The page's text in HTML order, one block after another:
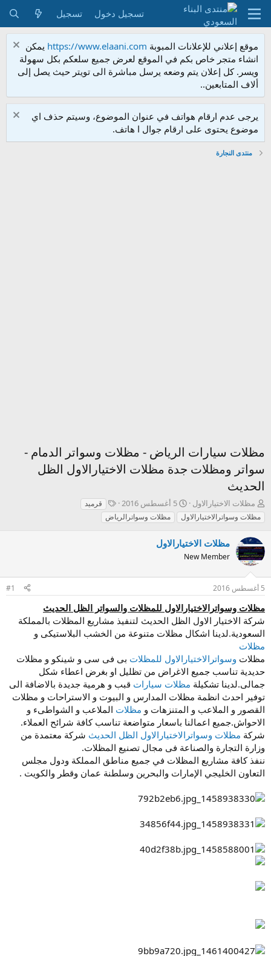
تسجيل دخول تسجيل
موقع إعلاني للإعلانات المبوبة https://www.elaani.com يمكن
انشاء متجر خاص بكم في الموقع لعرض جميع سلعكم بكل سهولة
ويسر. كل إعلان يتم وضعه يرسل مباشرة الى تويتر حيث يصل إلى
ألاف المتابعين..
يرجى عدم ارقام هواتف في عنوان الموضوع، وسيتم حذف اي
موضوع يحتوى على ارقام جوال ا هاتف.
منتدى النجارة
مظلات سيارات الرياض - مظلات وسواتر الدمام -
سواتر ومظلات جدة مظلات الاختيارالاول الظل
الحديث
ك
ا
ت
ب
ا
ل
م
و
ض
ع
مظلات الاختيارالاول
ت
ا
ر
خ
إ
ا
ء
5 أغسطس 2016
T
a
g
قرميد
مظلات وسواترالاختيارالاول
مظلات وسواترالرياض
مظلات الاختيارالاول
New Member
5 أغسطس 2016 #1
مظلات وسواترالاختيارالاول للمظلات والسواتر الظل الحديث
شركة الاختيار الاول الظل الحديث لتنفيذ مشاريع المظلات بالمملكة
السعودية.لدينا اشكال مظلات متنوعة من الخشب البلاستيكى و
مظلات
مظلات وسواترالاختيارالاول للمظلات بى فى سى و شينكو و مظلات
حديدية تناسب جميع الاغراض من تظليل او بغرض اعطاء شكل
جمالى.لدينا تشكيلة مظلات سيارات قبب و هرمية جديدة بالاضافة الى
توفير احدث انظمة مظلات المدارس و البيوت و الاستراحات و مظلات
القصور و الملاعب و المتنزهات و مظلات الملاعب و الشواطىء و
الاحواش.جميع اعمالنا باسعار متواضعة تناسب كافة شرائح العملاء.
شركة مظلات وسواترالاختيارالاول الظل الحديث شركة معتمدة من
وزارة التجارة والصناعة فى مجال تصنيع المظلات.
ننفذ كافة مشاريع المظلات في جميع مناطق المملكة ودول مجلس
التعاون الخليجي الإمارات والبحرين وسلطنة عمان وقطر والكويت .